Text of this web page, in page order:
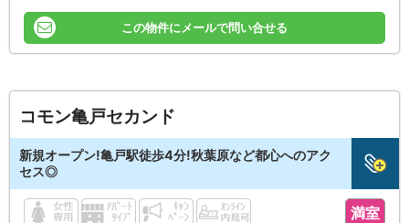
この物件にメールで問い合せる
コモン亀戸セカンド
新規オープン!亀戸駅徒歩4分!秋葉原など都心へのアク
セス◎
満室